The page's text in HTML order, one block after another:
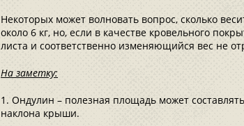
Некоторых может волновать вопрос, сколько
около 6 кг, но, если в качестве кровельного
листа и соответственно изменяющийся вес не
На заметку:
Ондулин – полезная площадь может
наклона крыши.